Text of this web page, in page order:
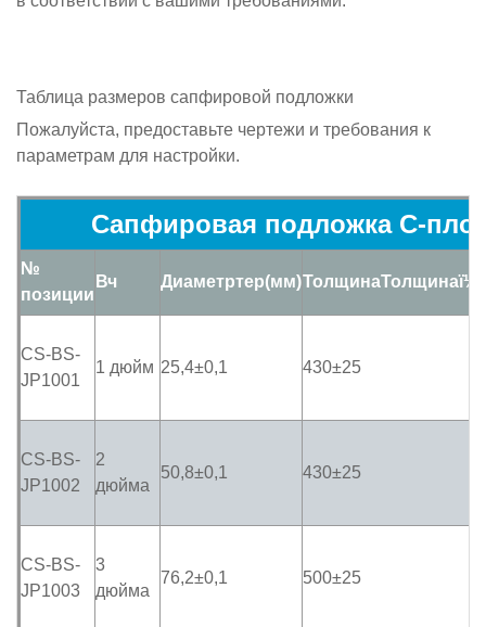
Таблица размеров сапфировой подложки
Пожалуйста, предоставьте чертежи и требования к
параметрам для настройки.
Сапфировая подложка C-
№
позиции
Вч Диаметртер(мм)ТолщинаТолщинаï¼
CS-BS-
JP1001
1 дюйм 25,4±0,1 430±25
CS-BS-
JP1002
2
дюйма
50,8±0,1 430±25
CS-BS-
JP1003
3
дюйма
76,2±0,1 500±25